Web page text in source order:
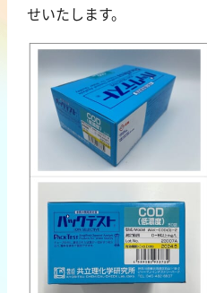
せいたします。
鉄
銅
鉛
ニッケル
マンガン
モリブデン
金属総量
有機汚濁
BOD